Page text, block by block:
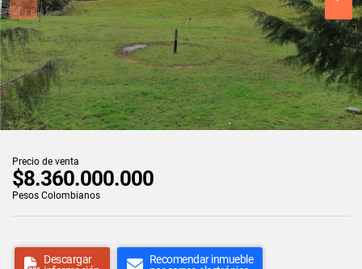
Precio de venta
$8.360.000.000
Pesos Colombianos
Descargar
Recomendar inmueble